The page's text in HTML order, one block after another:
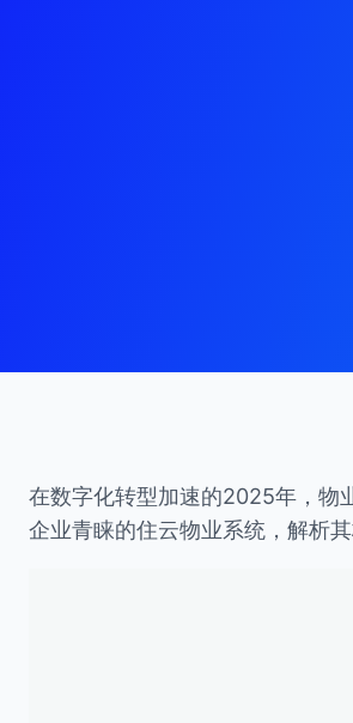
在数字化转型加速的2025年，物
企业青睐的住云物业系统，解析